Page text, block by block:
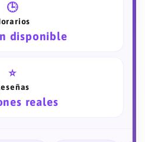
🕒
disponible
⭐
reales